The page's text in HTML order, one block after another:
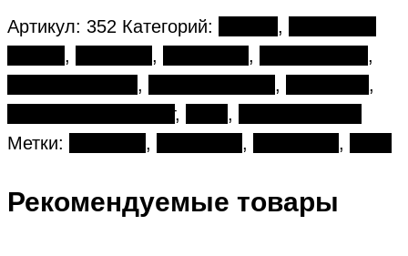
Артикул: 352 Категорий: ,
, , ,
,
, ,
,
, ,
Метки:
, , ,
Рекомендуемые товары